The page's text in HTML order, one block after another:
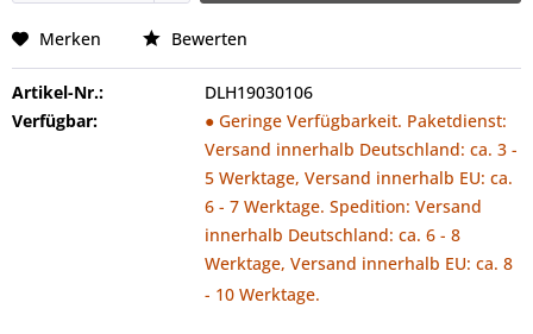
Merken Bewerten
Artikel-Nr.:
DLH19030106
Verfügbar:
● Geringe Verfügbarkeit. Paketdienst:
Versand innerhalb Deutschland: ca. 3 -
5 Werktage, Versand innerhalb EU: ca.
6 - 7 Werktage. Spedition: Versand
innerhalb Deutschland: ca. 6 - 8
Werktage, Versand innerhalb EU: ca. 8
- 10 Werktage.